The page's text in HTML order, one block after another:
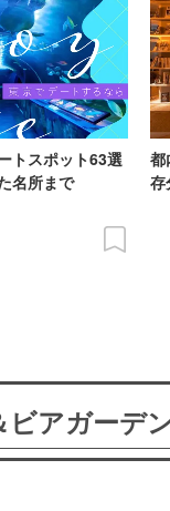
トスポット63選
名所まで
都
存
ビアガーデ